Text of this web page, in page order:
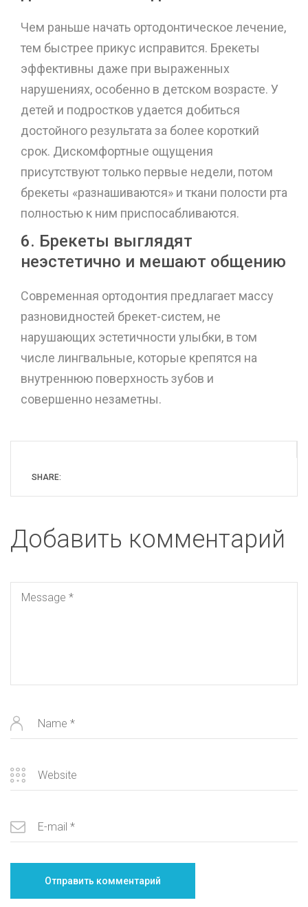
Чем раньше начать ортодонтическое лечение,
тем быстрее прикус исправится. Брекеты
эффективны даже при выраженных
нарушениях, особенно в детском возрасте. У
детей и подростков удается добиться
достойного результата за более короткий
срок. Дискомфортные ощущения
присутствуют только первые недели, потом
брекеты «разнашиваются» и ткани полости рта
полностью к ним приспосабливаются.
6. Брекеты выглядят
неэстетично и мешают общению
Современная ортодонтия предлагает массу
разновидностей брекет-систем, не
нарушающих эстетичности улыбки, в том
числе лингвальные, которые крепятся на
внутреннюю поверхность зубов и
совершенно незаметны.
SHARE:
Добавить комментарий